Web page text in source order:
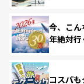
今、こ
年絶対
コスパ